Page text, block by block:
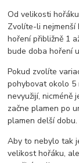
Od velikosti
Zvolíte-li nejmenší
hoření přibližně 1
bude doba hoření
Pokud zvolíte
pohybovat okolo 5
nevyužijí, nicméně
začne plamen po
plamen delší dobu.
Aby to nebylo tak
velikost hořáku,